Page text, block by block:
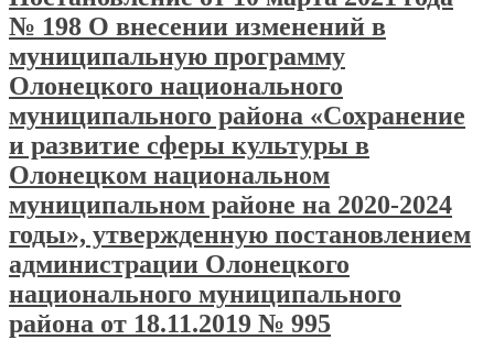
№ 198 О внесении изменений в
муниципальную программу
Олонецкого национального
муниципального района «Сохранение
и развитие сферы культуры в
Олонецком национальном
муниципальном районе на 2020-2024
годы», утвержденную постановлением
администрации Олонецкого
национального муниципального
района от 18.11.2019 № 995